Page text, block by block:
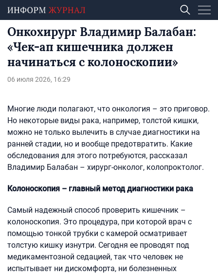
Онкохирург Владимир Балабан:
«Чек-ап кишечника должен
начинаться с колоноскопии»
06 июля 2026, 16:29
Многие люди полагают, что онкология – это приговор.
Но некоторые виды рака, например, толстой кишки,
можно не только вылечить в случае диагностики на
ранней стадии, но и вообще предотвратить. Какие
обследования для этого потребуются, рассказал
Владимир Балабан – хирург-онколог, колопроктолог.
Колоноскопия – главный метод диагностики рака
Самый надежный способ проверить кишечник –
колоноскопия. Это процедура, при которой врач с
помощью тонкой трубки с камерой осматривает
толстую кишку изнутри. Сегодня ее проводят под
медикаментозной седацией, так что человек не
испытывает ни дискомфорта, ни болезненных